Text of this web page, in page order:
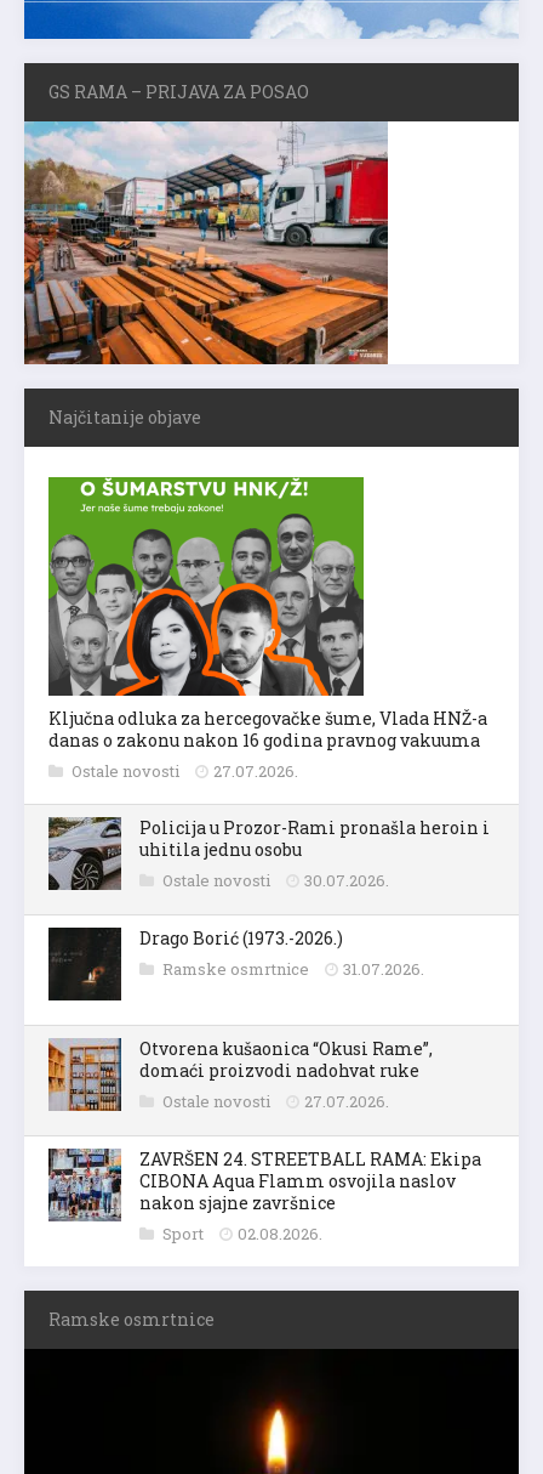
GS RAMA – PRIJAVA ZA POSAO
Najčitanije objave
Ključna odluka za hercegovačke šume, Vlada HNŽ-a
danas o zakonu nakon 16 godina pravnog vakuuma
Ostale novosti 27.07.2026.
Policija u Prozor-Rami pronašla heroin i
uhitila jednu osobu
Ostale novosti 30.07.2026.
Drago Borić (1973.-2026.)
Ramske osmrtnice 31.07.2026.
Otvorena kušaonica “Okusi Rame”,
domaći proizvodi nadohvat ruke
Ostale novosti 27.07.2026.
ZAVRŠEN 24. STREETBALL RAMA: Ekipa
CIBONA Aqua Flamm osvojila naslov
nakon sjajne završnice
Sport 02.08.2026.
Ramske osmrtnice